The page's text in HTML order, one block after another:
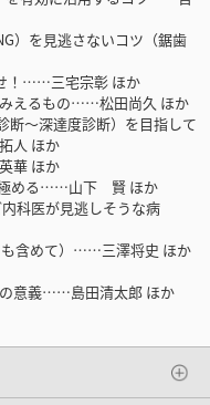
を見逃さないコツ（鋸歯
！……三宅宗彰 ほか
えるもの……松田尚久 ほか
～深達度診断）を目指して
人 ほか
華 ほか
極める……山下 賢 ほか
科医が見逃しそうな病
含めて）……三澤将史 ほか
意義……島田清太郎 ほか